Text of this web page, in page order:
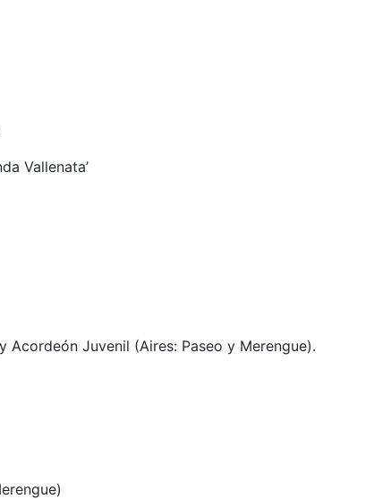
Vallenata’
Juvenil (Aires: Paseo y Merengue).